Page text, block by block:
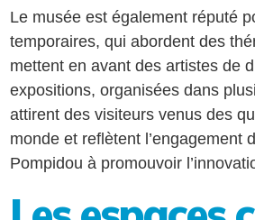
Le musée est également réputé
temporaires, qui abordent des
mettent en avant des artistes de
expositions, organisées dans
attirent des visiteurs venus des
monde et reflètent l’engagement
Pompidou à promouvoir